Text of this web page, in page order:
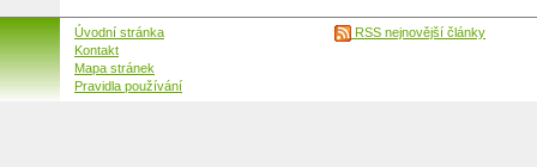
Úvodní stránka
Kontakt
Mapa stránek
Pravidla používání
RSS nejnovější články